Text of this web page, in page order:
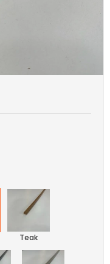
Teak